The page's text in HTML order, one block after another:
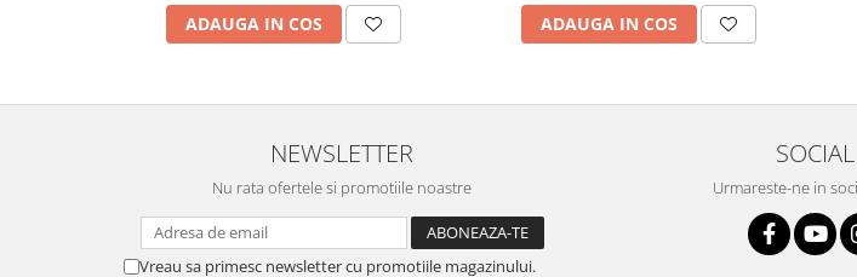
ADAUGA IN COS ADAUGA IN COS
NEWSLETTER
Nu rata ofertele si promotiile noastre
Vreau sa primesc newsletter cu promotiile magazinului.
SOCIAL
Urmareste-ne in